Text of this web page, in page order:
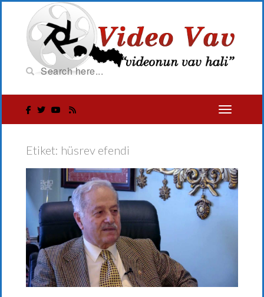
Etiket: hüsrev efendi